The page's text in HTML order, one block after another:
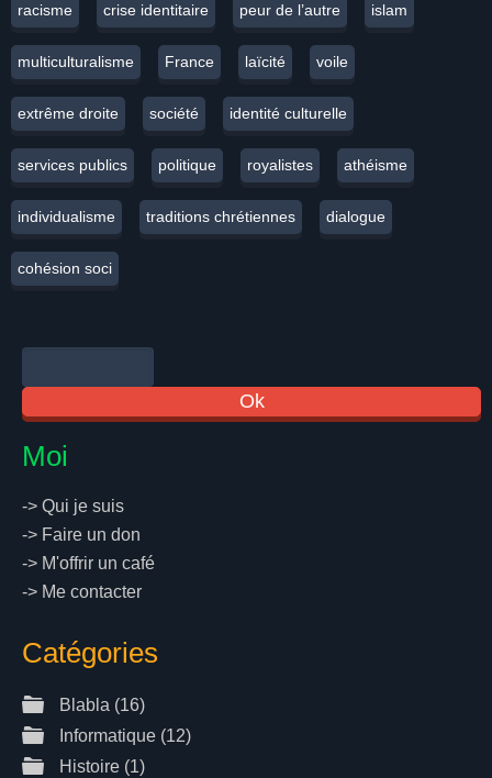
racisme crise identitaire peur de l’autre islam
multiculturalisme France laïcité voile
extrême droite société identité culturelle
services publics politique royalistes athéisme
individualisme traditions chrétiennes dialogue
cohésion soci
Moi
-> Qui je suis
-> Faire un don
-> M'offrir un café
-> Me contacter
Catégories
Blabla (16)
Informatique (12)
Histoire (1)